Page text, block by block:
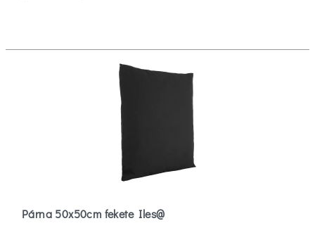
Párna 50x50cm fekete Iles@